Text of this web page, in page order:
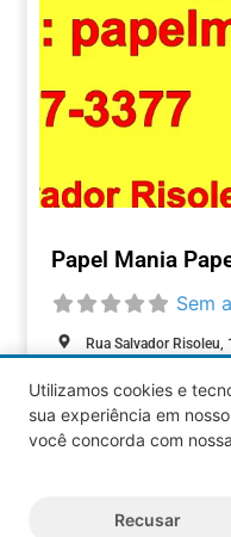
Papel Mania
Sem
Rua Salvador
COMÉRCIOS
reservados.
Utilizamos cookies e
sua experiência em
você concorda com nossa
Recusar